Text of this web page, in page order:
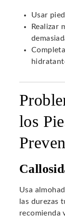
Usar
Realizar
los
Usa
las durezas
recomienda